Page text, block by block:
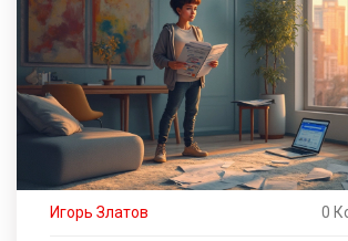
В статье также приведены советы и
которые делают процесс обучения
доступным.
Игорь Златов 0